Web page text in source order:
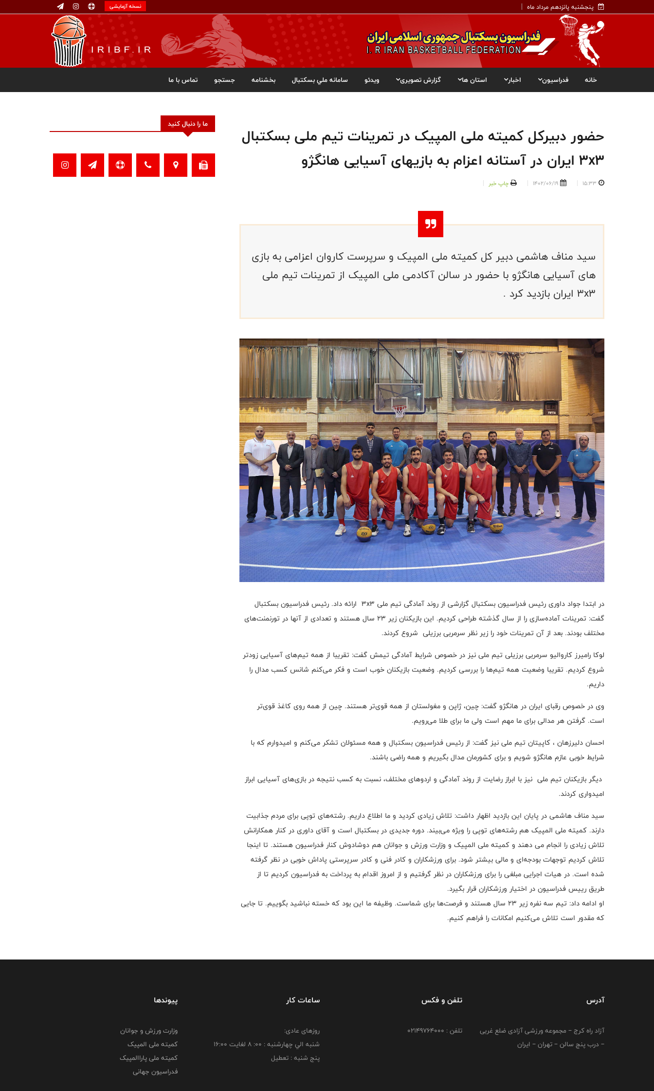
پنجشنبه پانزدهم مرداد ماه نسخه آزمایشی
خانه فدراسیون اخبار استان ها گزارش تصویری ویدئو سامانه ملي بسکتبال بخشنامه جستجو تماس با ما
حضور دبیرکل کمیته ملی المپیک در تمرینات تیم ملی بسکتبال
۳x۳ ایران در آستانه اعزام به بازیهای آسیایی هانگژو
15:33
1402/06/19 چاپ خبر
سید مناف هاشمی دبیر کل کمیته ملی المپیک و سرپرست کاروان اعزامی به بازی
های آسیایی هانگژو با حضور در سالن آکادمی ملی المپیک از تمرینات تیم ملی
۳x۳ ایران بازدید کرد .
در ابتدا جواد داوری رئیس فدراسیون بسکتبال گزارشی از روند آمادگی تیم ملی ۳x۳ ارائه داد. رئیس فدراسیون بسکتبال
گفت: تمرینات آماده‌سازی را از سال گذشته طراحی کردیم. این بازیکنان زیر ۲۳ سال هستند و تعدادی از آنها در تورنمنت‌های
مختلف بودند. بعد از آن تمرینات خود را زیر نظر سرمربی برزیلی شروع کردند.
لوکا رامیرز کاروالیو سرمربی برزیلی تیم ملی نیز در خصوص شرایط آمادگی تیمش گفت: تقریبا از همه تیم‌های آسیایی زودتر
شروع کردیم. تقریبا وضعیت همه تیم‌ها را بررسی کردیم. وضعیت بازیکنان خوب است و فکر می‌کنم شانس کسب مدال را
داریم.
وی در خصوص رقبای ایران در هانگژو گفت: چین، ژاپن و مغولستان از همه قوی‌تر هستند. چین از همه روی کاغذ قوی‌تر
است. گرفتن هر مدالی برای ما مهم است ولی ما برای طلا می‌رویم.
احسان دلیرزهان ، کاپیتان تیم ملی نیز گفت: از رئیس فدراسیون بسکتبال و همه مسئولان تشکر می‌کنم و امیدوارم که با
شرایط خوبی عازم هانگژو شویم و برای کشورمان مدال بگیریم و همه راضی باشند.
دیگر بازیکنان تیم ملی نیز با ابراز رضایت از روند آمادگی و اردوهای مختلف، نسبت به کسب نتیجه در بازی‌های آسیایی ابراز
امیدواری کردند.
سید مناف هاشمی در پایان این بازدید اظهار داشت: تلاش زیادی کردید و ما اطلاع داریم. رشته‌های توپی برای مردم جذابیت
دارند. کمیته ملی المپیک هم رشته‌های توپی را ویژه می‌بیند. دوره جدیدی در بسکتبال است و آقای داوری در کنار همکارانش
تلاش زیادی را انجام می دهند و کمیته ملی المپیک و وزارت ورزش و جوانان هم دوشادوش کنار فدراسیون هستند. تا اینجا
تلاش کردیم توجهات بودجه‌ای و مالی بیشتر شود. برای ورزشکاران و کادر فنی و کادر سرپرستی پاداش خوبی در نظر گرفته
شده است. در هیات اجرایی مبلغی را برای ورزشکاران در نظر گرفتیم و از امروز اقدام به پرداخت به فدراسیون کردیم تا از
طریق رییس فدراسیون در اختیار ورزشکاران قرار بگیرد.
او ادامه داد: تیم سه نفره زیر ۲۳ سال هستند و فرصت‌ها برای شماست‌. وظیفه ما این بود که خسته نباشید بگوییم. تا جایی
که مقدور است تلاش می‌کنیم امکانات را فراهم کنیم.
ما را دنبال کنید
آدرس
آزاد راه کرج – مجموعه ورزشی آزادی ضلع غربی
– درب پنج سالن – تهران – ایران
تلفن و فکس
تلفن : 02149764000
ساعات کار
روزهای عادی:
شنبه الي چهارشنبه : 00: 8 لغايت 16:00
پنج شنبه : تعطیل
پیوندها
وزارت ورزش و جوانان
کمیته ملی المپیک
کمیته ملی پاراالمپیک
فدراسیون جهانی